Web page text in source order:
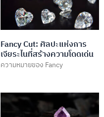
Fancy Cut: ศิลปะแห่งการ
เจียระไนที่สร้างความโดดเด่น
ความหมายของ Fancy